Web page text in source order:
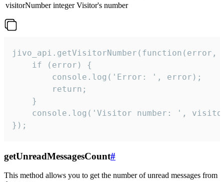
visitorNumber integer Visitor's number
jivo_api.getVisitorNumber(function(error,
    if (error) {
        console.log('Error: ', error);
        return;
    }
console.log('Visitor number: ',
});
getUnreadMessagesCount#
This method allows you to get the number of unread messages from